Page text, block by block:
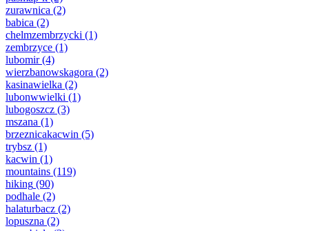
zurawnica (2)
babica (2)
chelmzembrzycki (1)
zembrzyce (1)
lubomir(4)
wierzbanowskagora (2)
kasinawielka (2)
lubonwwielki (1)
lubogoszcz (3)
mszana (1)
brzeznicakacwin (5)
trybsz (1)
kacwin (1)
mountains (119)
hiking (90)
podhale (2)
halaturbacz (2)
lopuszna (2)